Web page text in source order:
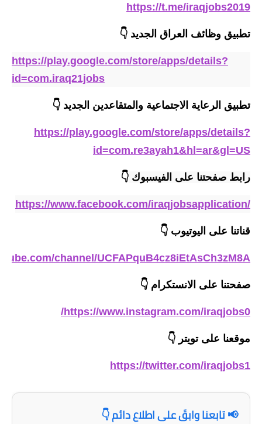
المرحلة الاعدادية
المرحلة الابتدائية
المرحلة المتوسطة
ملازم دراسية
المرحلة المتوسطة
المرحلة المتوسطة
مواضيع انشاء
https://t.me/iraqjobs2019
تطبيق وظائف العراق الجديد 👇
https://play.google.com/store/apps/details?
id=com.iraq21jobs
تطبيق الرعاية الاجتماعية والمتقاعدين الجديد 👇
https://play.google.com/store/apps/details?
id=com.re3ayah1&hl=ar&gl=US
رابط صفحتنا على الفيسبوك 👇
https://www.facebook.com/iraqjobsapplication/
قناتنا على اليوتيوب 👇
channel/UCFAPquB4cz8iEtAsCh3zM8A
صفحتنا على الانستكرام 👇
https://www.instagram.com/iraqjobs0/
موقعنا على تويتر 👇
https://twitter.com/iraqjobs1
📢 تابعنا وابقَ على اطلاع دائم 👇